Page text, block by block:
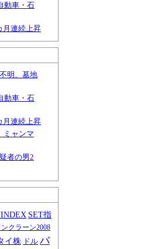
動車・石
月連続上昇
明、墓地
動車・石
月連続上昇
ミャンマ
者の男2
SET指
ンクラーン2008
イ株 ドル バ